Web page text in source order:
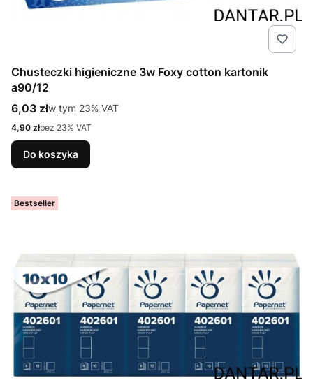
Chusteczki higieniczne 3w Foxy cotton kartonik
a90/12
Cena brutto
6,03 złw tym %s VAT
w tym 23% VAT
Cena netto
4,90 złbez 23% VAT
Do koszyka
Bestseller